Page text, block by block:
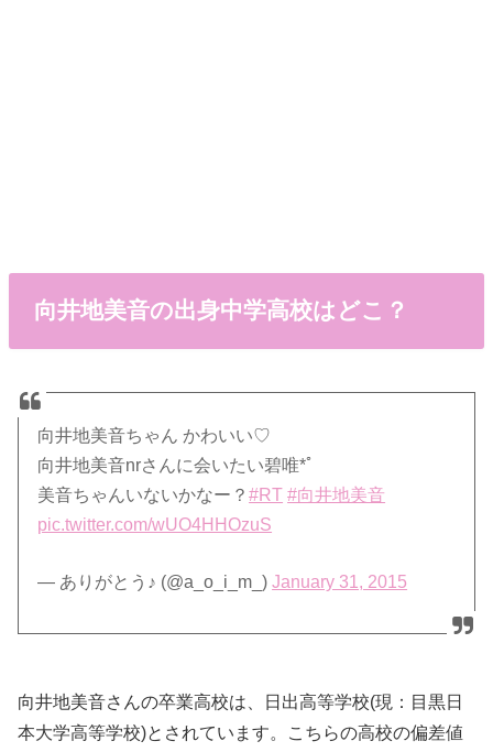
向井地美音の出身中学高校はどこ？
向井地美音ちゃん かわいい♡
向井地美音nrさんに会いたい碧唯*ﾟ
美音ちゃんいないかなー？#RT #向井地美音
pic.twitter.com/wUO4HHOzuS
— ありがとう♪ (@a_o_i_m_)January 31, 2015
向井地美音さんの卒業高校は、日出高等学校(現：目黒日
本大学高等学校)とされています。 こちらの高校の偏差値